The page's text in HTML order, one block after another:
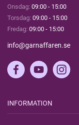
Onsdag: 09:00 - 15:00
Torsdag: 09:00 - 15:00
Fredag: 09:00 - 15:00
info@garnaffaren.se
INFORMATION